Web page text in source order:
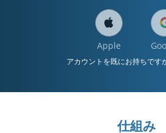
Apple
アカウントを既にお持ちです
仕組み